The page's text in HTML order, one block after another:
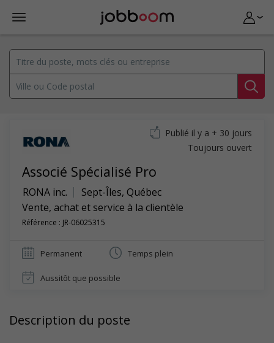
Associé Spécialisé Pro
RONA inc. Sept-Îles, Québec
Vente, achat et service à la clientèle
Référence : JR-06025315
Publié il y a + 30 jours
Toujours ouvert
Permanent Temps plein
Aussitôt que possible
Description du poste